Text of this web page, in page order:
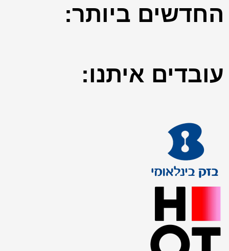
החדשים ביותר:
עובדים איתנו: